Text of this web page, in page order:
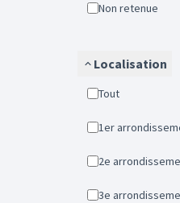
Non retenue
Localisation
Tout
1er
2e
3e